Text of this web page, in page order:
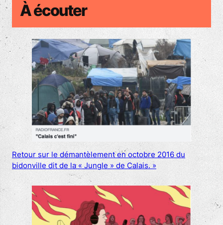
À écouter
Retour sur le démantèlement en octobre 2016 du
bidonville dit de la « Jungle » de Calais. »